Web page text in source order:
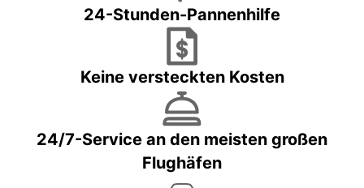
24-Stunden-Pannenhilfe
Keine versteckten Kosten
24/7-Service an den meisten großen
Flughäfen